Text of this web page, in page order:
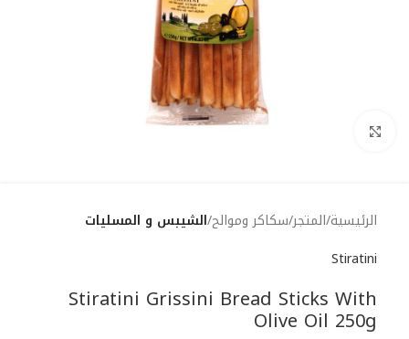
Click to enlarge
الرئيسية المتجر سكاكر وموالح الشيبس و المسليات
Stiratini
Stiratini Grissini Bread Sticks With
Olive Oil 250g